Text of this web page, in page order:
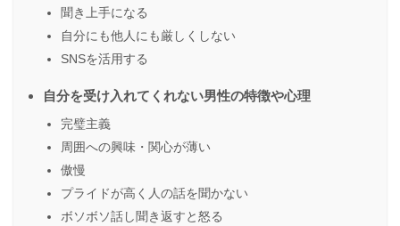
聞き上手になる
自分にも他人にも厳しくしない
SNSを活用する
自分を受け入れてくれない男性の特徴や心理
完璧主義
周囲への興味・関心が薄い
傲慢
プライドが高く人の話を聞かない
ボソボソ話し聞き返すと怒る